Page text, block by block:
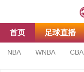
首页 足球直播
NBA WNBA CBA